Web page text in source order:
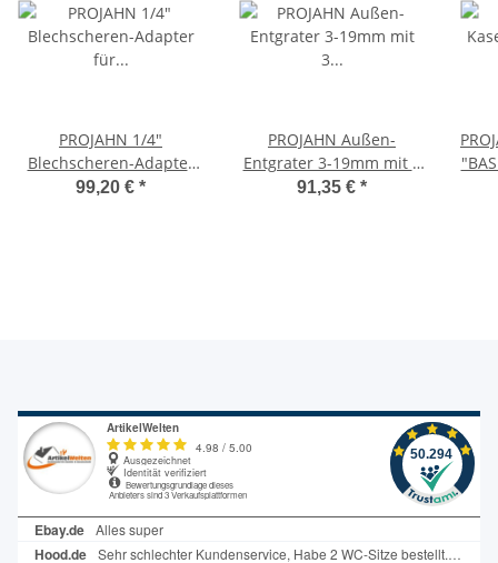
PROJAHN 1/4"
Blechscheren-Adapter
für Bohrmaschinen und
99,20 € *
PROJAHN Außen-
Entgrater 3-19mm mit 3
Hartmetall-Schneiden,
91,35 € *